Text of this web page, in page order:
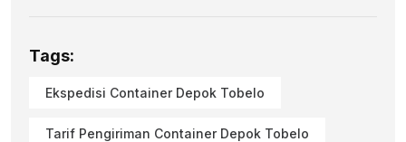
Tags:
Ekspedisi Container Depok Tobelo
Tarif Pengiriman Container Depok Tobelo